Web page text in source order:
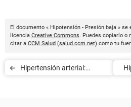
El documento « Hipotensión - Presión baja »
licencia Creative Commons. Puedes copiarlo o
citar a CCM Salud (salud.ccm.net) como tu
Hipertensión arterial: